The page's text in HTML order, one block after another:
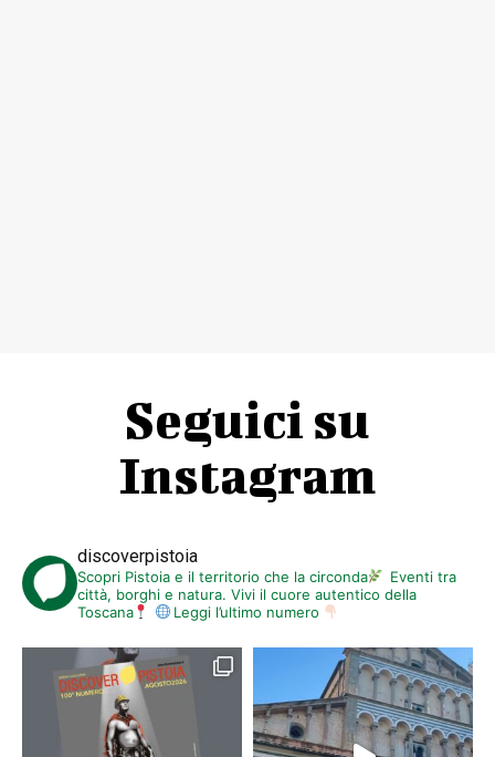
Seguici su
Instagram
discoverpistoia
Scopri Pistoia e il territorio che la circonda
Eventi tra
città, borghi e natura. Vivi il cuore autentico della
Toscana
Leggi l’ultimo numero